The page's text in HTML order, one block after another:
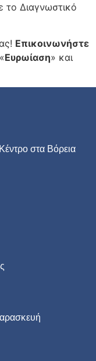
το Διαγνωστικό
Επικοινωνήστε
Ευρωίαση» και
στα Βόρεια